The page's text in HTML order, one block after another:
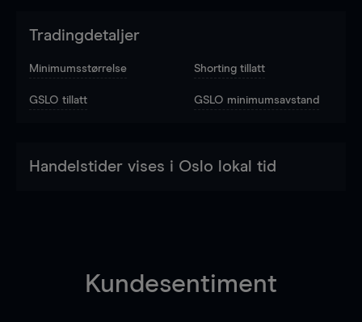
Tradingdetaljer
Minimumsstørrelse Shorting tillatt
GSLO tillatt GSLO minimumsavstand
Handelstider vises i Oslo lokal tid
Kundesentiment